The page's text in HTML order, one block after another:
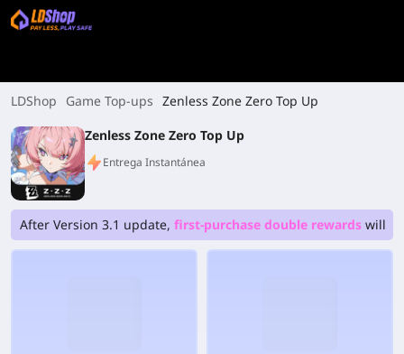
LDShop Game Top-ups Zenless Zone Zero Top Up
Zenless Zone Zero Top Up
Entrega Instantánea
After Version 3.1 update, first-purchase double rewards will